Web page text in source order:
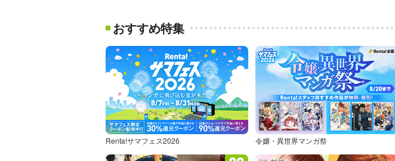
おすすめ特集
Renta!サマフェス2026 令嬢・異世界マンガ祭